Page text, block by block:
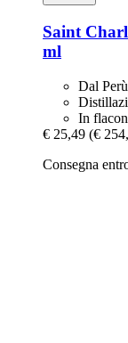
Saint
ml
Dal Perù
In
€ 25,49 (€
Consegna